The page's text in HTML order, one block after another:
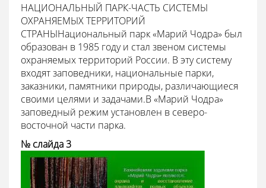
НАЦИОНАЛЬНЫЙ ПАРК-ЧАСТЬ СИСТЕМЫ
ОХРАНЯЕМЫХ ТЕРРИТОРИЙ
СТРАНЫНациональный парк «Марий Чодра» был
образован в 1985 году и стал звеном системы
охраняемых территорий России. В эту систему
входят заповедники, национальные парки,
заказники, памятники природы, различающиеся
своими целями и задачами.В «Марий Чодра»
заповедный режим установлен в северо-
восточной части парка.
№ слайда 3